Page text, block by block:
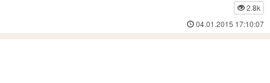
2.8k
04.01.2015 17:10:07